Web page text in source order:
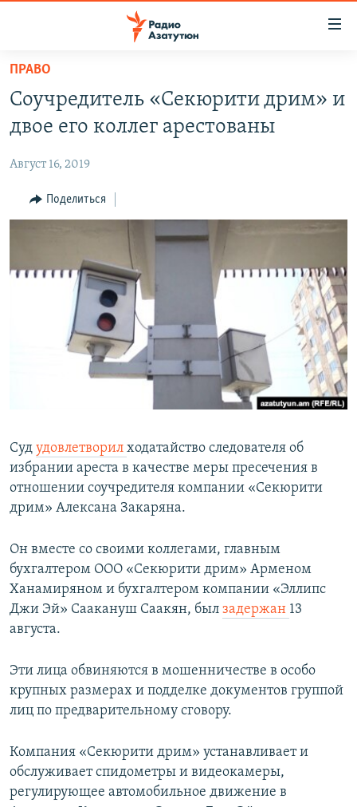
Перейти
основному
содержанию
навигации
Перейти
НОВОСТИ
ОБЩЕСТВО
ЭКОНОМИКА
НАГОРНЫЙ КАРАБАХ
КУЛЬТУРА
Русский
Все сайты Радио Азатутюн
ПРАВО
Соучредитель «Секюрити дрим» и
двое его коллег арестованы
Август 16, 2019
Поделиться
Суд удовлетворил ходатайство следователя об
избрании ареста в качестве меры пресечения в
отношении соучредителя компании «Секюрити
дрим» Алексана Закаряна.
Он вместе со своими коллегами, главным
бухгалтером ООО «Секюрити дрим» Арменом
Ханамиряном и бухгалтером компании «Эллипс
Джи Эй» Саакануш Саакян, был задержан 13
августа.
Эти лица обвиняются в мошенничестве в особо
крупных размерах и подделке документов группой
лиц по предварительному сговору.
Компания «Секюрити дрим» устанавливает и
обслуживает спидометры и видеокамеры,
регулирующее автомобильное движение в